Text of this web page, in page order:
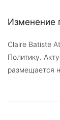
Изменение
Claire Batiste
Политику.
размещается